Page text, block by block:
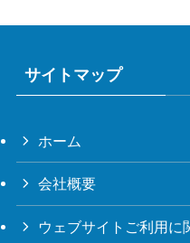
サイトマップ
ホーム
会社概要
ウェブサイトご利用に